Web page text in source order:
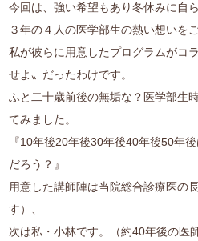
今回は、強い希望もあり冬休みに自
３年の４人の医学部生の熱い想いを
私が彼らに用意したプログラムがコ
せよ〟だったわけです。
ふと二十歳前後の無垢な？医学部生
てみました。
『10年後20年後30年後40年後50年
だろう？』
用意した講師陣は当院総合診療医の
す）、
次は私・小林です。（約40年後の医